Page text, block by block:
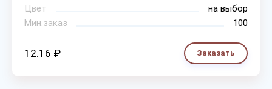
Цвет
на выбор
Мин.заказ
100
12.16 ₽ Заказать